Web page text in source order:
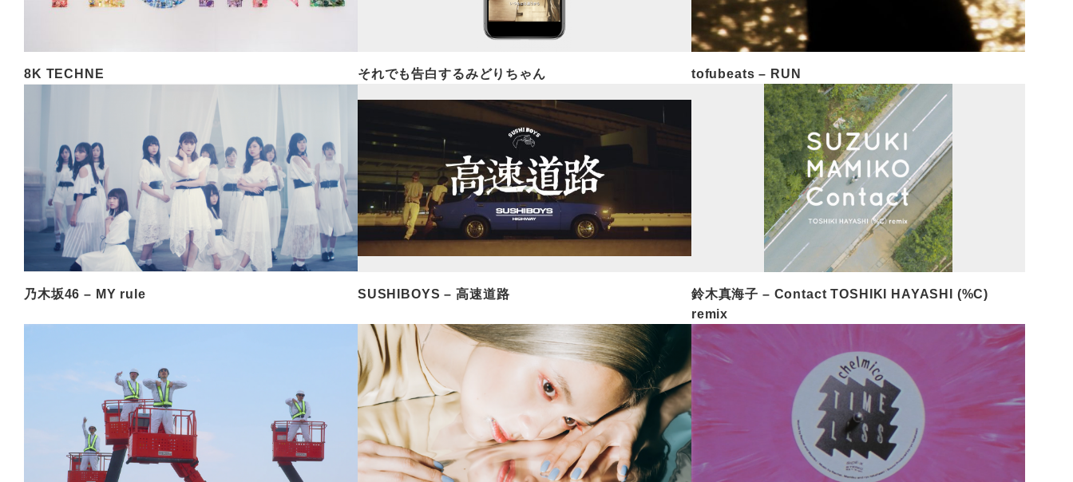
8K TECHNE それでも告白するみどりちゃん tofubeats – RUN
乃木坂46 – MY rule SUSHIBOYS – 高速道路
鈴木真海子 – Contact TOSHIKI HAYASHI (%C)
remix